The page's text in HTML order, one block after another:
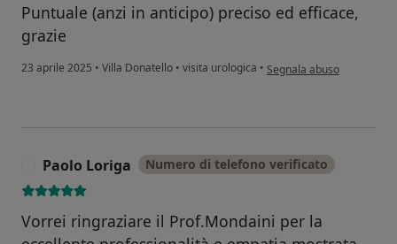
Puntuale (anzi in anticipo) preciso ed efficace,
grazie
23 aprile 2025 • Villa Donatello • visita urologica • secondo l'opinione
Segnala abuso
Paolo Loriga Numero di telefono verificato
Vorrei ringraziare il Prof.Mondaini per la